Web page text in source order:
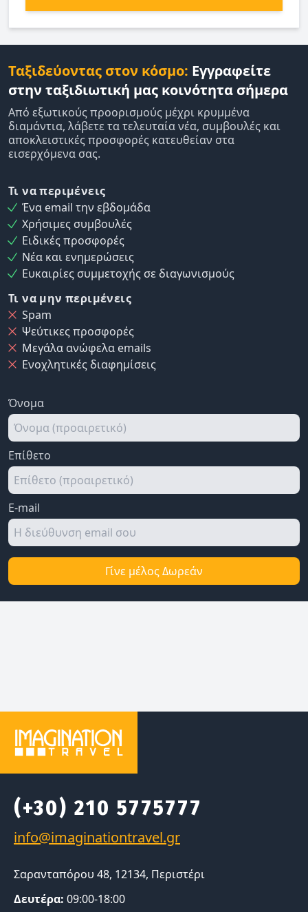
Ταξιδεύοντας στον κόσμο: Εγγραφείτε
στην ταξιδιωτική μας κοινότητα σήμερα
Από εξωτικούς προορισμούς μέχρι κρυμμένα
διαμάντια, λάβετε τα τελευταία νέα, συμβουλές και
αποκλειστικές προσφορές κατευθείαν στα
εισερχόμενα σας.
Τι να περιμένεις
Ένα email την εβδομάδα
Χρήσιμες συμβουλές
Ειδικές προσφορές
Νέα και ενημερώσεις
Ευκαιρίες συμμετοχής σε διαγωνισμούς
Τι να μην περιμένεις
Spam
Ψεύτικες προσφορές
Μεγάλα ανώφελα emails
Ενοχλητικές διαφημίσεις
Όνομα
Επίθετο
E-mail
Γίνε μέλος Δωρεάν
(+30) 210 5775777
Σαρανταπόρου 48, 12134, Περιστέρι
Δευτέρα: 09:00-18:00